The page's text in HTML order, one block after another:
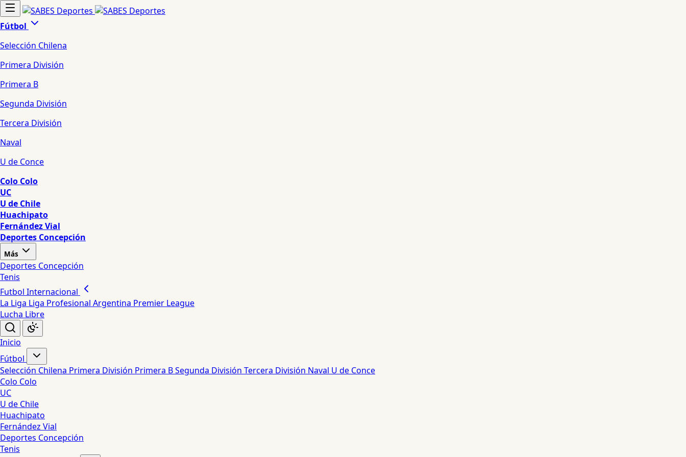
Fútbol
Selección Chilena
Primera División
Primera B
Segunda División
Tercera División
Naval
U de Conce
Colo Colo
UC
U de Chile
Huachipato
Fernández Vial
Deportes Concepción
Más
Deportes Concepción
Tenis
Futbol Internacional
La Liga Liga Profesional Argentina Premier League
Lucha Libre
Inicio
Fútbol
Selección Chilena Primera División Primera BSegunda División Tercera División Naval U de Conce
Colo Colo
UC
U de Chile
Huachipato
Fernández Vial
Deportes Concepción
Tenis